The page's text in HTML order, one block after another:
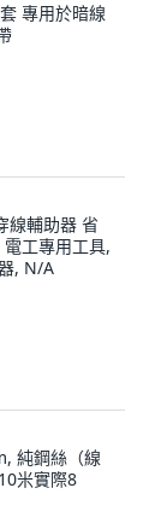
專用於暗線
線輔助器 省
工專用工具,
, N/A
純鋼絲（線
米實際8